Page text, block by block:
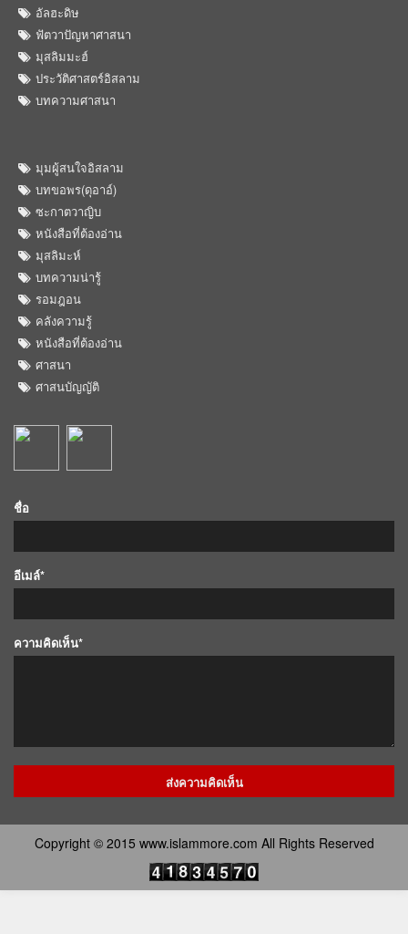
อัลฮะดิษ
ฟัตวาปัญหาศาสนา
มุสลิมมะฮ์
ประวัติศาสตร์อิสลาม
บทความศาสนา
มุมผู้สนใจอิสลาม
บทขอพร(ดุอาอ์)
ซะกาตวาญิบ
หนังสือที่ต้องอ่าน
มุสลิมะห์
บทความน่ารู้
รอมฎอน
คลังความรู้
หนังสือที่ต้องอ่าน
ศาสนา
ศาสนบัญญัติ
ชื่อ
อีเมล์*
ความคิดเห็น*
Copyright © 2015 www.islammore.com All Rights Reserved